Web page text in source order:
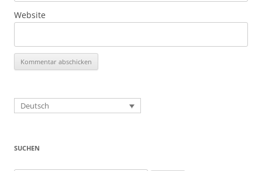
Website
Deutsch
SUCHEN